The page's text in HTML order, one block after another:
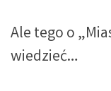
Ale tego o
wiedzieć…